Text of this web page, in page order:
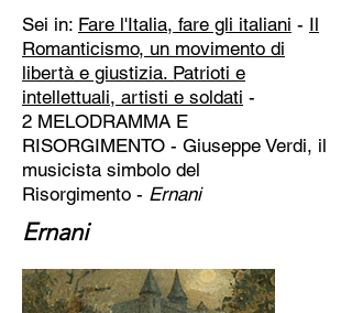
Sei in: Fare l'Italia, fare gli italiani - Il
Romanticismo, un movimento di
libertà e giustizia. Patrioti e
intellettuali, artisti e soldati -
2 MELODRAMMA E
RISORGIMENTO - Giuseppe Verdi, il
musicista simbolo del
Risorgimento - Ernani
Ernani